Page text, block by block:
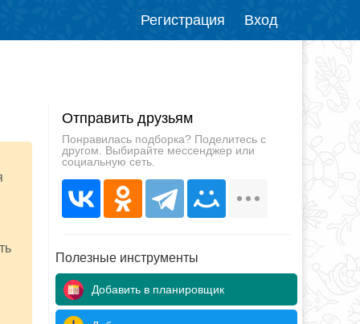
Регистрация Вход
Отправить друзьям
Понравилась подборка? Поделитесь с
другом. Выбирайте мессенджер или
социальную сеть.
Полезные инструменты
Добавить в планировщик